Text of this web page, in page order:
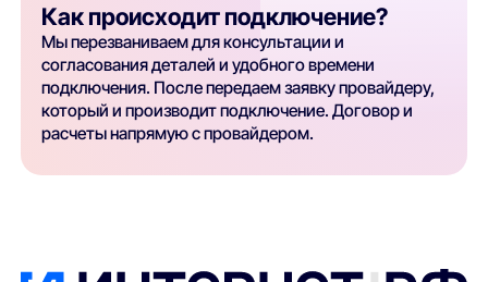
Как происходит подключение?
Мы перезваниваем для консультации и
согласования деталей и удобного времени
подключения. После передаем заявку провайдеру,
который и производит подключение. Договор и
расчеты напрямую с провайдером.